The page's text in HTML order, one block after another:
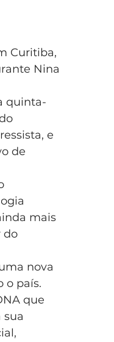
Curitiba,
Nina
quinta-
e
de
mais
do
nova
o país.
que
sua